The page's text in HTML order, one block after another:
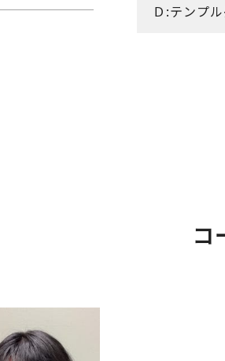
Ｄ:テンプ
コ